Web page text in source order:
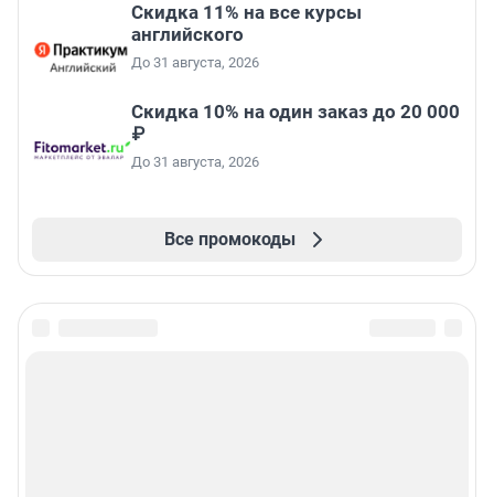
Скидка 11% на все курсы
английского
До 31 августа, 2026
Скидка 10% на один заказ до 20 000
₽
До 31 августа, 2026
Все промокоды